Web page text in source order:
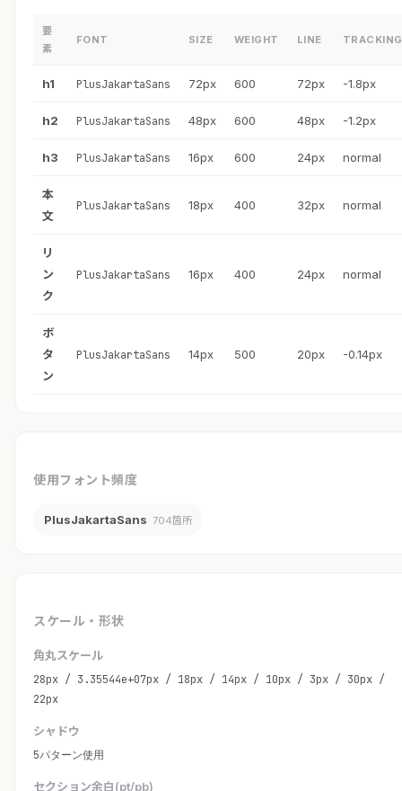
要
素
FONT SIZE WEIGHT LINE TRACKING
h1 PlusJakartaSans 72px 600 72px -1.8px
h2 PlusJakartaSans 48px 600 48px -1.2px
h3 PlusJakartaSans 16px 600 24px normal
本
文
PlusJakartaSans 18px 400 32px normal
リ
ン
ク
PlusJakartaSans 16px 400 24px normal
ボ
タ
ン
PlusJakartaSans 14px 500 20px -0.14px
使用フォント頻度
PlusJakartaSans 704箇所
スケール・形状
角丸スケール
28px / 3.35544e+07px / 18px / 14px / 10px / 3px / 30px /
22px
シャドウ
5パターン使用
セクション余白(pt/pb)